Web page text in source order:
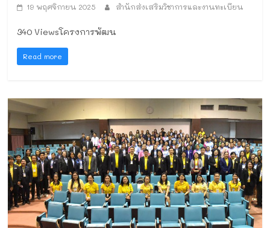
19 พฤศจิกายน 2025 สำนักส่งเสริมวิชาการและงานทะเบียน
340 Viewsโครงการพัฒน
Read more